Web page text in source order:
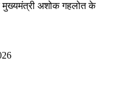
मुख्यमंत्री अशोक गहलोत के